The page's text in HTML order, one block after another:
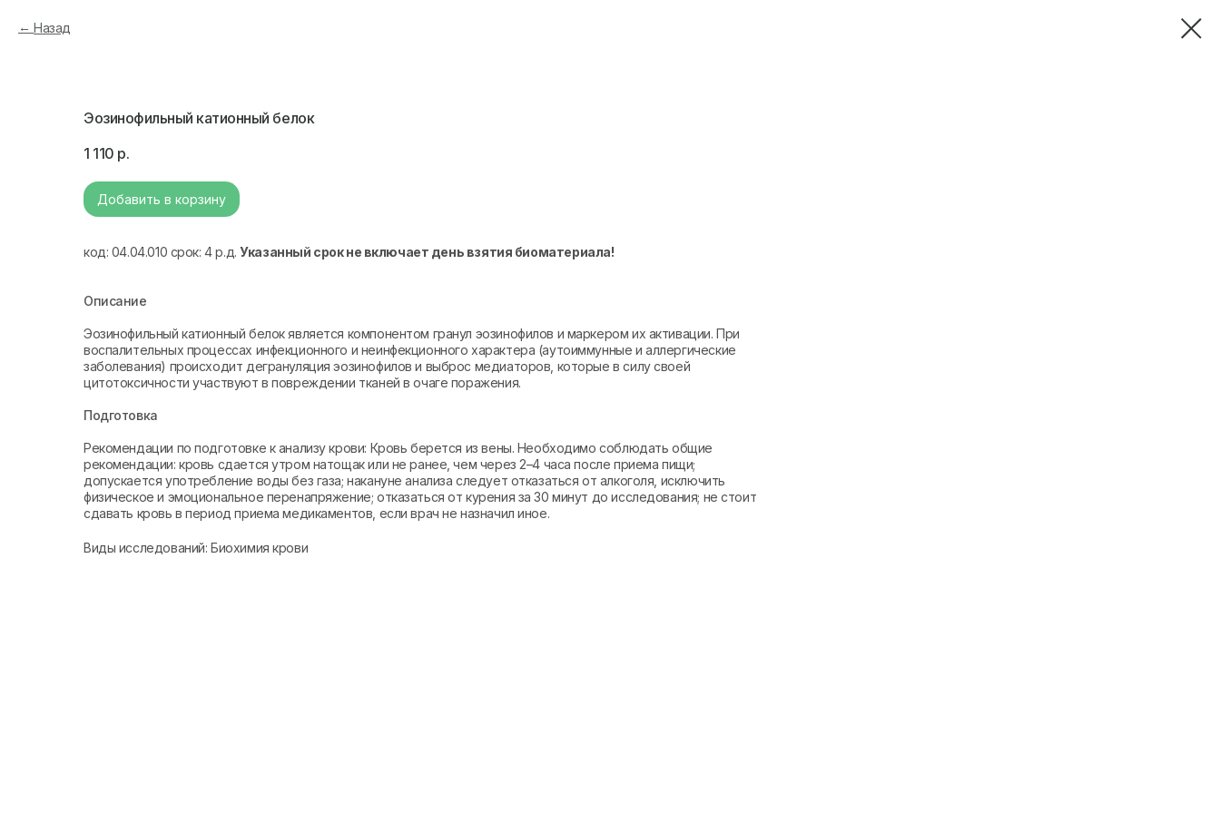
Назад
Эозинофильный катионный белок
1 110 р.
Добавить в корзину
код: 04.04.010 срок: 4 р.д.Указанный срок не включает день взятия биоматериала!
Описание
Эозинофильный катионный белок является компонентом гранул эозинофилов и маркером их активации. При
воспалительных процессах инфекционного и неинфекционного характера (аутоиммунные и аллергические
заболевания) происходит дегрануляция эозинофилов и выброс медиаторов, которые в силу своей
цитотоксичности участвуют в повреждении тканей в очаге поражения.
Подготовка
Рекомендации по подготовке к анализу крови: Кровь берется из вены. Необходимо соблюдать общие
рекомендации: кровь сдается утром натощак или не ранее, чем через 2–4 часа после приема пищи;
допускается употребление воды без газа; накануне анализа следует отказаться от алкоголя, исключить
физическое и эмоциональное перенапряжение; отказаться от курения за 30 минут до исследования; не стоит
сдавать кровь в период приема медикаментов, если врач не назначил иное.
Виды исследований: Биохимия крови